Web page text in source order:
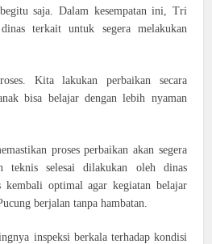
saja. Dalam kesempatan ini, Tri
terkait untuk segera melakukan
Kita lakukan perbaikan secara
bisa belajar dengan lebih nyaman
proses perbaikan akan segera
teknis selesai dilakukan oleh dinas
kembali optimal agar kegiatan belajar
berjalan tanpa hambatan.
inspeksi berkala terhadap kondisi